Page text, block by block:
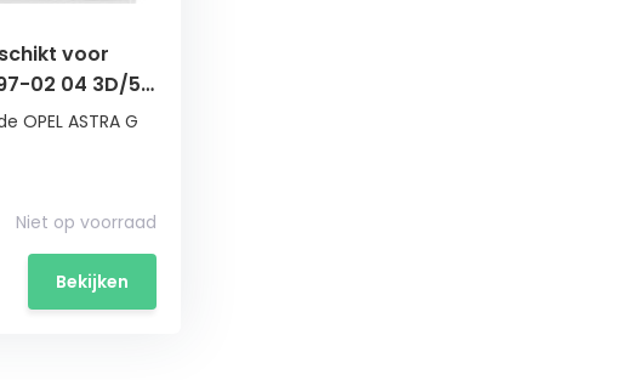
voor
02 04 3D/5D
ASTRA G
Niet op voorraad
Bekijken